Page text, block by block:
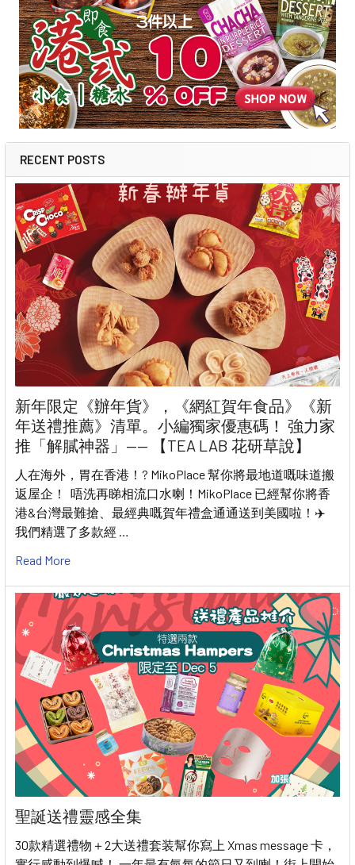
RECENT POSTS
新年限定《辦年貨》，《網紅賀年食品》《新
年送禮推薦》清單。小編獨家優惠碼！ 強力家
推「解膩神器」—— 【TEA LAB 花研草說】
人在海外，胃在香港！? MikoPlace 幫你將最地道嘅味道搬
返屋企！ 唔洗再睇相流口水喇！MikoPlace 已經幫你將香
港&台灣最難搶、最經典嘅賀年禮盒通通送到美國啦！✈️
我們精選了多款經 …
Read More
聖誕送禮靈感全集
30款精選禮物＋2大送禮套装幫你寫上 Xmas message 卡，